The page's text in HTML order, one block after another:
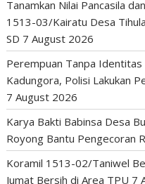
Tanamkan Nilai Pancasila
1513-03/Kairatu Desa
SD 7 August 2026
Perempuan Tanpa
Kadungora, Polisi Lakukan
7 August 2026
Karya Bakti Babinsa Desa
Royong Bantu Pengecoran
Koramil 1513-02/Taniwel
Jumat Bersih di Area TPU 7